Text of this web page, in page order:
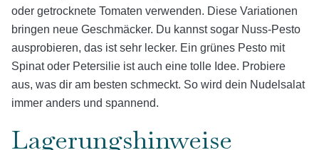
oder getrocknete Tomaten verwenden. Diese Variationen
bringen neue Geschmäcker. Du kannst sogar Nuss-Pesto
ausprobieren, das ist sehr lecker. Ein grünes Pesto mit
Spinat oder Petersilie ist auch eine tolle Idee. Probiere
aus, was dir am besten schmeckt. So wird dein Nudelsalat
immer anders und spannend.
Lagerungshinweise